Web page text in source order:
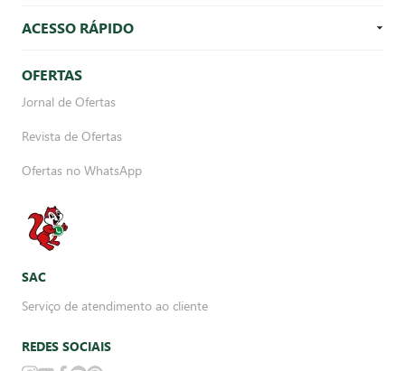
ACESSO RÁPIDO
OFERTAS
Jornal de Ofertas
Revista de Ofertas
Ofertas no WhatsApp
SAC
Serviço de atendimento ao cliente
REDES SOCIAIS